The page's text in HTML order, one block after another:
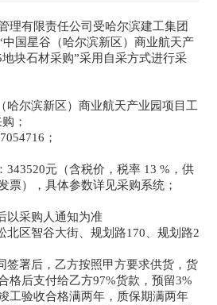
理有限责任公司受哈尔滨建工集团
国星谷（哈尔滨新区）商业航天产
块石材采购”采用自采方式进行采
哈尔滨新区）商业航天产业园项目工
；
；
343520元（含税价，税率 13 %，供
票），具体参数详见采购系统；
以采购人通知为准
北区智谷大街、规划路170、规划路2
签署后，乙方按照甲方要求供货，货
格后支付给乙方97%货款，预留3%
工验收合格满两年，质保期满两年